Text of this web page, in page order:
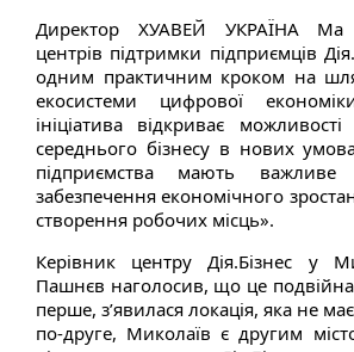
Директор ХУАВЕЙ УКРАЇНА
центрів підтримки підприємців
одним практичним кроком на
екосистеми цифрової
ініціатива відкриває
середнього бізнесу в нових
підприємства мають
забезпечення економічного
створення робочих місць».
Керівник центру Дія.Бізнес у
Пашнєв наголосив, що це
перше, з’явилася локація, яка не має
по-друге, Миколаїв є другим